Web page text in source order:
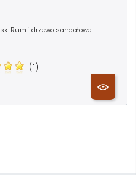
Rum i drzewo sandałowe.
(1)